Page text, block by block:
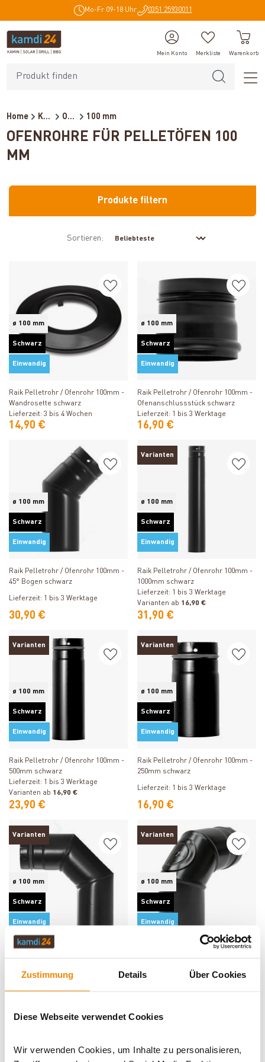
Zustimmung Details Über Cookies
Diese Webseite verwendet Cookies
Wir verwenden Cookies, um Inhalte zu personalisieren,
Mo-Fr 09-18 Uhr 0351 25930011
Mein Konto Merkliste Warenkorb
Home Kaminzubehör Ofenrohre für Pelletöfen 100 mm
OFENROHRE FÜR PELLETÖFEN 100
MM
Produkte filtern
Sortieren:
ø 100 mm
Schwarz
Einwandig
Produkt ansehen
Raik Pelletrohr / Ofenrohr 100mm -
Wandrosette schwarz
Lieferzeit: 3 bis 4 Wochen
14,90 €
ø 100 mm
Schwarz
Einwandig
Produkt ansehen
Raik Pelletrohr / Ofenrohr 100mm -
Ofenanschlussstück schwarz
Lieferzeit: 1 bis 3 Werktage
16,90 €
ø 100 mm
Schwarz
Einwandig
Produkt ansehen
Raik Pelletrohr / Ofenrohr 100mm -
45° Bogen schwarz
Lieferzeit: 1 bis 3 Werktage
30,90 €
Varianten
ø 100 mm
Schwarz
Einwandig
Produkt ansehen
Raik Pelletrohr / Ofenrohr 100mm -
1000mm schwarz
Lieferzeit: 1 bis 3 Werktage
Varianten ab 16,90 €
31,90 €
Varianten
ø 100 mm
Schwarz
Einwandig
Produkt ansehen
Raik Pelletrohr / Ofenrohr 100mm -
500mm schwarz
Lieferzeit: 1 bis 3 Werktage
Varianten ab 16,90 €
23,90 €
Varianten
ø 100 mm
Schwarz
Einwandig
Produkt ansehen
Raik Pelletrohr / Ofenrohr 100mm -
250mm schwarz
Lieferzeit: 1 bis 3 Werktage
16,90 €
Varianten
ø 100 mm
Schwarz
Einwandig
Lieferzeit: 1 bis 3 Werktage
Varianten
ø 100 mm
Schwarz
Einwandig
Raik Pelletrohr / Ofenrohr 100 mm -
Reinigungsöffnung schwarz
Lieferzeit: 1 bis 3 Werktage